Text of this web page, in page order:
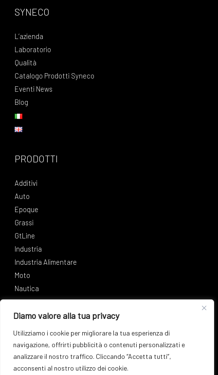
Diamo valore alla tua privacy
Utilizziamo i cookie per migliorare la tua esperienza di
navigazione, offrirti pubblicità o contenuti personalizzati e
analizzare il nostro traffico. Cliccando “Accetta tutti”,
acconsenti al nostro utilizzo dei cookie.
SYNECO
L’azienda
Laboratorio
Qualità
Catalogo Prodotti Syneco
Eventi News
Blog
PRODOTTI
Additivi
Auto
Epoque
Grassi
GtLine
Industria
Industria Alimentare
Moto
Nautica
SOCIAL
Facebook
Instagram
LinkedIn